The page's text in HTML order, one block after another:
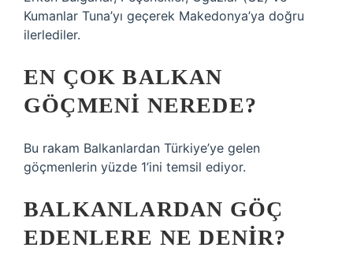
Kumanlar Tuna’yı geçerek Makedonya’ya doğru
ilerlediler.
EN ÇOK BALKAN
GÖÇMENI NEREDE?
Bu rakam Balkanlardan Türkiye’ye gelen
göçmenlerin yüzde 1’ini temsil ediyor.
BALKANLARDAN GÖÇ
EDENLERE NE DENIR?